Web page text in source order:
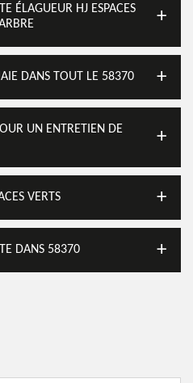
ÉLAGUEUR HJ ESPACES
DANS TOUT LE 58370
UN ENTRETIEN DE
VERTS
DANS 58370